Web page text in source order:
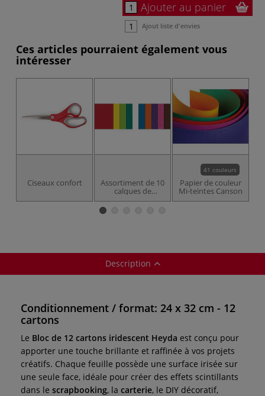
Ajouter au panier
Ajout liste d'envies
Ces articles pourraient également vous
intéresser
Ciseaux confort Assortiment de 10
calques de
couleur Ursus
41 couleurs
Papier de couleur
Mi-teintes Canson
Description
Conditionnement / format: 24 x 32 cm - 12
cartons
Le Bloc de 12 cartons iridescent Heyda est conçu pour
apporter une touche brillante et raffinée à vos projets
créatifs. Chaque feuille possède une surface irisée sur
une seule face, idéale pour créer des effets scintillants
dans le scrapbooking, la carterie, le DIY décoratif,